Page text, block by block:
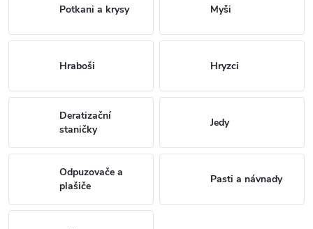
Potkani a krysy Myši
Hraboši Hryzci
Deratizační
staničky
Jedy
Odpuzovače a
plašiče
Pasti a návnady